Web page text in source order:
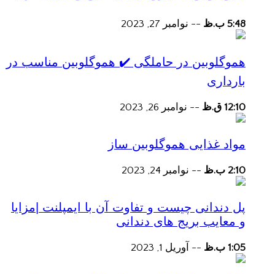
5:48 ب.ظ -- نوامبر 27, 2023
هموگلوبین در حاملگی ✔️ هموگلوبین مناسب در
بارداری
12:10 ق.ظ -- نوامبر 26, 2023
مواد غذایی هموگلوبین ساز
2:10 ب.ظ -- نوامبر 24, 2023
پل دندانی چیست و تفاوت آن با ایمپلنت |مزایا
و معایب بریج های دندانی
1:05 ب.ظ -- آوریل 1, 2023